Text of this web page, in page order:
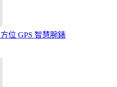
位 GPS 智慧腕錶